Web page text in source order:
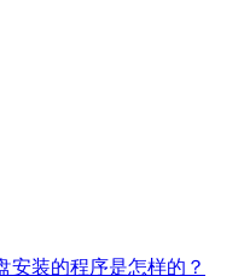
安装的程序是怎样的？